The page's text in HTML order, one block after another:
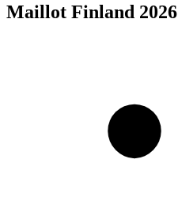
Maillot Finland 2026